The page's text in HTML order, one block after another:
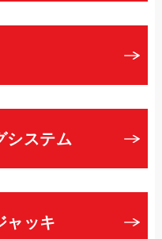
システム
ャッキ